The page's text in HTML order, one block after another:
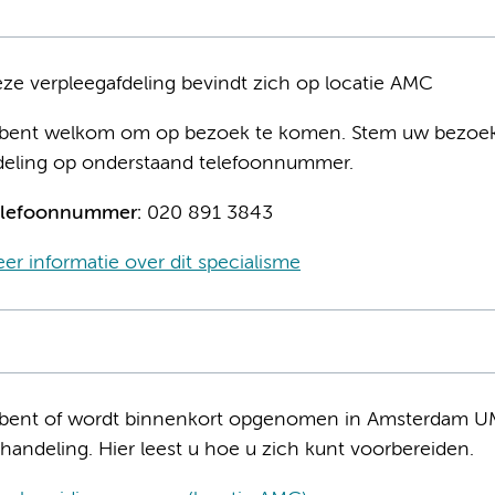
verpleegafdeling bevindt zich op locatie AMC
welkom om op bezoek te komen. Stem uw
op onderstaand telefoonnummer.
020 891 3843
informatie over dit specialisme
of wordt binnenkort opgenomen in Amsterdam
Hier leest u hoe u zich kunt voorbereiden.